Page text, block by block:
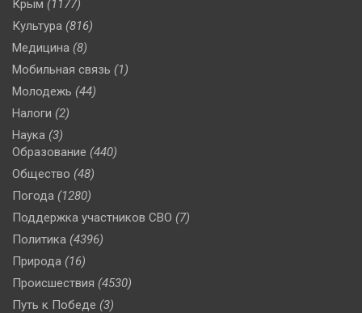
Крым (1177)
Культура (816)
Медицина (8)
Мобильная связь (1)
Молодежь (44)
Налоги (2)
Наука (3)
Образование (440)
Общество (48)
Погода (1280)
Поддержка участников СВО (7)
Политика (4396)
Природа (16)
Происшествия (4530)
Путь к Победе (3)